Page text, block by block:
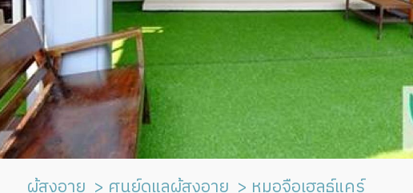
ผู้สูงอายุ ศูนย์ดูแลผู้สูงอายุ หมอจือเฮลธ์แคร์